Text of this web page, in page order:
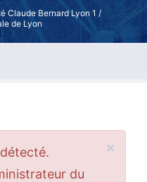
Claude Bernard Lyon 1 /
de Lyon
×
du